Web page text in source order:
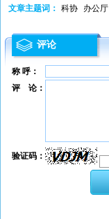
文章主题词： 科协 办公厅
评论
称 呼：
评 论：
验证码：